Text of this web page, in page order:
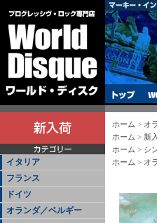
イタリア
フランス
ドイツ
オランダ／ベルギー
ホーム > オ
ホーム > 新
ホーム > シ
ホーム > オ